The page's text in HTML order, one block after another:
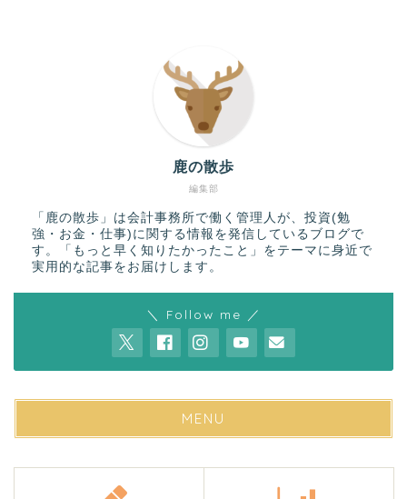
編集部
鹿の散歩
「鹿の散歩」は会計事務所で働く管理人が、投資(勉
強・お金・仕事)に関する情報を発信しているブログで
す。「もっと早く知りたかったこと」をテーマに身近で
実用的な記事をお届けします。
＼ Follow me ／
MENU